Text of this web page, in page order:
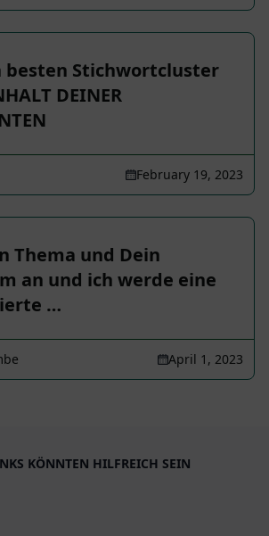
besten Stichwortcluster
DEINER
February 19, 2023
Thema und Dein
an und ich werde eine
…
April 1, 2023
KÖNNTEN HILFREICH SEIN